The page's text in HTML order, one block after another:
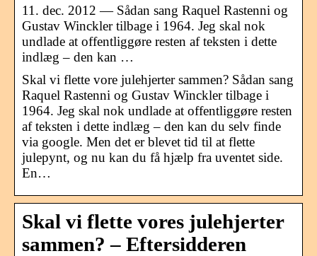
11. dec. 2012 — Sådan sang Raquel Rastenni og
Gustav Winckler tilbage i 1964. Jeg skal nok
undlade at offentliggøre resten af teksten i dette
indlæg – den kan …
Skal vi flette vore julehjerter sammen? Sådan sang
Raquel Rastenni og Gustav Winckler tilbage i
1964. Jeg skal nok undlade at offentliggøre resten
af teksten i dette indlæg – den kan du selv finde
via google. Men det er blevet tid til at flette
julepynt, og nu kan du få hjælp fra uventet side.
En…
Skal vi flette vores julehjerter
sammen? – Eftersidderen